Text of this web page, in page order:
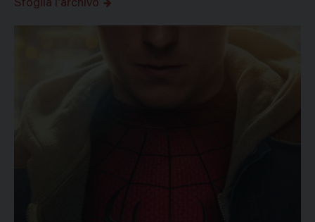
Sfoglia l'archivo